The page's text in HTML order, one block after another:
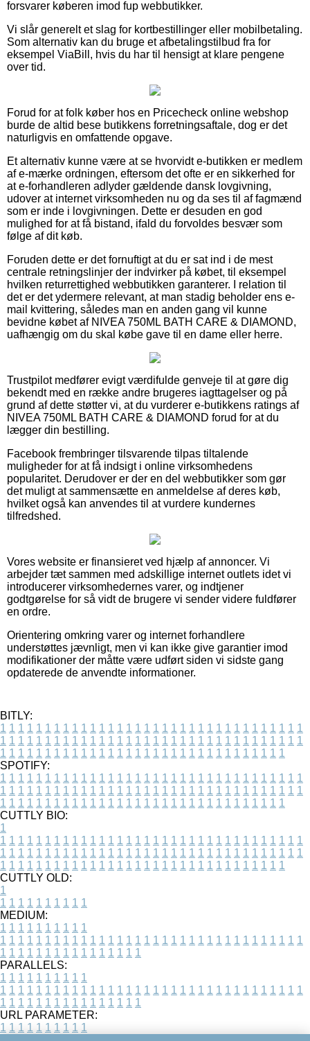
forsvarer køberen imod fup webbutikker.
Vi slår generelt et slag for kortbestillinger eller mobilbetaling.
Som alternativ kan du bruge et afbetalingstilbud fra for
eksempel ViaBill, hvis du har til hensigt at klare pengene
over tid.
Forud for at folk køber hos en Pricecheck online webshop
burde de altid bese butikkens forretningsaftale, dog er det
naturligvis en omfattende opgave.
Et alternativ kunne være at se hvorvidt e-butikken er medlem
af e-mærke ordningen, eftersom det ofte er en sikkerhed for
at e-forhandleren adlyder gældende dansk lovgivning,
udover at internet virksomheden nu og da ses til af fagmænd
som er inde i lovgivningen. Dette er desuden en god
mulighed for at få bistand, ifald du forvoldes besvær som
følge af dit køb.
Foruden dette er det fornuftigt at du er sat ind i de mest
centrale retningslinjer der indvirker på købet, til eksempel
hvilken returrettighed webbutikken garanterer. I relation til
det er det ydermere relevant, at man stadig beholder ens e-
mail kvittering, således man en anden gang vil kunne
bevidne købet af NIVEA 750ML BATH CARE & DIAMOND,
uafhængig om du skal købe gave til en dame eller herre.
Trustpilot medfører evigt værdifulde genveje til at gøre dig
bekendt med en række andre brugeres iagttagelser og på
grund af dette støtter vi, at du vurderer e-butikkens ratings af
NIVEA 750ML BATH CARE & DIAMOND forud for at du
lægger din bestilling.
Facebook frembringer tilsvarende tilpas tiltalende
muligheder for at få indsigt i online virksomhedens
popularitet. Derudover er der en del webbutikker som gør
det muligt at sammensætte en anmeldelse af deres køb,
hvilket også kan anvendes til at vurdere kundernes
tilfredshed.
Vores website er finansieret ved hjælp af annoncer. Vi
arbejder tæt sammen med adskillige internet outlets idet vi
introducerer virksomhedernes varer, og indtjener
godtgørelse for så vidt de brugere vi sender videre fuldfører
en ordre.
Orientering omkring varer og internet forhandlere
understøttes jævnligt, men vi kan ikke give garantier imod
modifikationer der måtte være udført siden vi sidste gang
opdaterede de anvendte informationer.
BITLY:
1 1 1 1 1 1 1 1 1 1 1 1 1 1 1 1 1 1 1 1 1 1 1 1 1 1 1 1 1 1 1 1 1 1
1 1 1 1 1 1 1 1 1 1 1 1 1 1 1 1 1 1 1 1 1 1 1 1 1 1 1 1 1 1 1 1 1 1
1 1 1 1 1 1 1 1 1 1 1 1 1 1 1 1 1 1 1 1 1 1 1 1 1 1 1 1 1 1 1 1
SPOTIFY:
1 1 1 1 1 1 1 1 1 1 1 1 1 1 1 1 1 1 1 1 1 1 1 1 1 1 1 1 1 1 1 1 1 1
1 1 1 1 1 1 1 1 1 1 1 1 1 1 1 1 1 1 1 1 1 1 1 1 1 1 1 1 1 1 1 1 1 1
1 1 1 1 1 1 1 1 1 1 1 1 1 1 1 1 1 1 1 1 1 1 1 1 1 1 1 1 1 1 1 1
CUTTLY BIO:
1
1 1 1 1 1 1 1 1 1 1 1 1 1 1 1 1 1 1 1 1 1 1 1 1 1 1 1 1 1 1 1 1 1 1
1 1 1 1 1 1 1 1 1 1 1 1 1 1 1 1 1 1 1 1 1 1 1 1 1 1 1 1 1 1 1 1 1 1
1 1 1 1 1 1 1 1 1 1 1 1 1 1 1 1 1 1 1 1 1 1 1 1 1 1 1 1 1 1 1 1
CUTTLY OLD:
1
1 1 1 1 1 1 1 1 1 1
MEDIUM:
1 1 1 1 1 1 1 1 1 1
1 1 1 1 1 1 1 1 1 1 1 1 1 1 1 1 1 1 1 1 1 1 1 1 1 1 1 1 1 1 1 1 1 1
1 1 1 1 1 1 1 1 1 1 1 1 1 1 1 1
PARALLELS:
1 1 1 1 1 1 1 1 1 1
1 1 1 1 1 1 1 1 1 1 1 1 1 1 1 1 1 1 1 1 1 1 1 1 1 1 1 1 1 1 1 1 1 1
1 1 1 1 1 1 1 1 1 1 1 1 1 1 1 1
URL PARAMETER:
1 1 1 1 1 1 1 1 1 1